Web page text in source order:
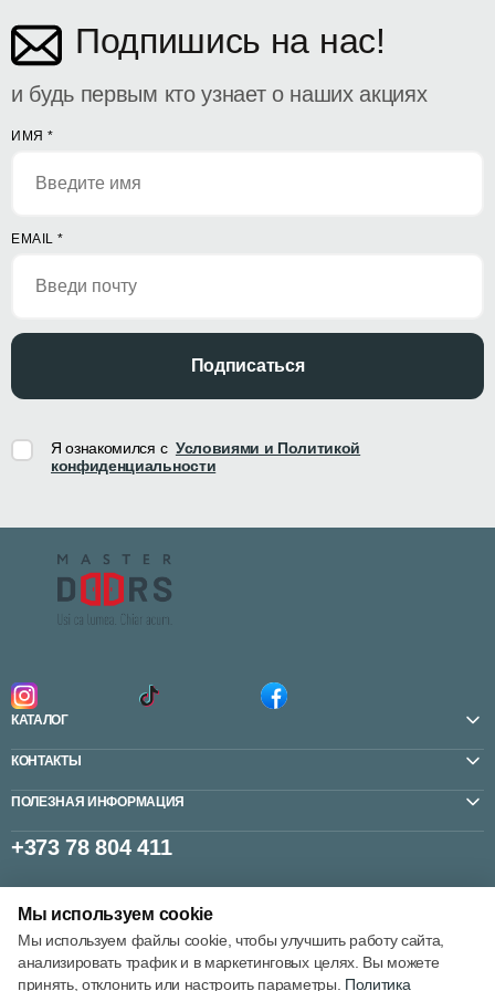
Подпишись на нас!
и будь первым кто узнает о наших акциях
ИМЯ *
EMAIL *
Подписаться
Я ознакомился с Условиями и Политикой
конфиденциальности
КАТАЛОГ
КОНТАКТЫ
ПОЛЕЗНАЯ ИНФОРМАЦИЯ
+373 78 804 411
Настройки cookie
Политика использования cookie
Мы используем cookie
Мы используем файлы cookie, чтобы улучшить работу сайта,
анализировать трафик и в маркетинговых целях. Вы можете
принять, отклонить или настроить параметры. Политика